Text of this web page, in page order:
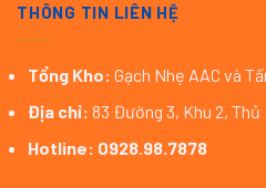
THÔNG TIN LIÊN HỆ
Tổng Kho: Gạch Nhẹ AAC và
Địa chỉ: 83 Đường 3, Khu 2, Thủ
Hotline: 0928.98.7878